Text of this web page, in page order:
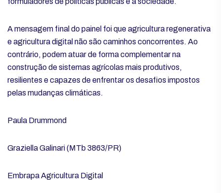
A mensagem final do painel foi que agricultura regenerativa
e agricultura digital não são caminhos concorrentes. Ao
contrário, podem atuar de forma complementar na
construção de sistemas agrícolas mais produtivos,
resilientes e capazes de enfrentar os desafios impostos
pelas mudanças climáticas.
Paula Drummond
Graziella Galinari (MTb 3863/PR)
Embrapa Agricultura Digital